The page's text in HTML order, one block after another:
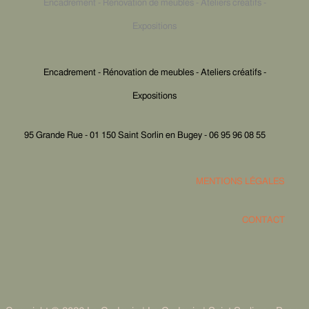
Encadrement - Rénovation de meubles - Ateliers créatifs -
Expositions
Encadrement - Rénovation de meubles - Ateliers créatifs -
Expositions
95 Grande Rue - 01 150 Saint Sorlin en Bugey - 06 95 96 08 55
MENTIONS LÉGALES
CONTACT